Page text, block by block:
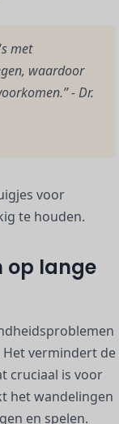
met
waardoor
- Dr.
voor
te houden.
op lange
vermindert de
cruciaal is voor
het wandelingen
en spelen.